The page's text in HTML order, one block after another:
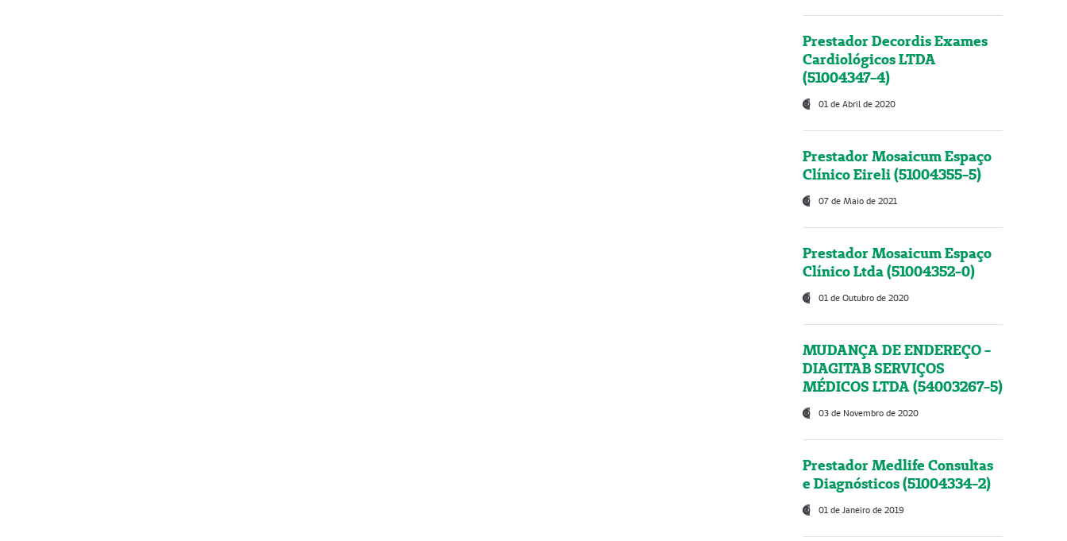
Prestador Decordis Exames
Cardiológicos LTDA
(51004347-4)
01 de Abril de 2020
Prestador Mosaicum Espaço
Clínico Eireli (51004355-5)
07 de Maio de 2021
Prestador Mosaicum Espaço
Clínico Ltda (51004352-0)
01 de Outubro de 2020
MUDANÇA DE ENDEREÇO -
DIAGITAB SERVIÇOS
MÉDICOS LTDA (54003267-5)
03 de Novembro de 2020
Prestador Medlife Consultas
e Diagnósticos (51004334-2)
01 de Janeiro de 2019